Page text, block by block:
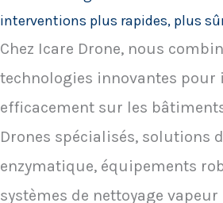
interventions plus rapides, plus
Chez Icare Drone, nous
technologies innovantes pour
efficacement sur les
Drones spécialisés, solutions
enzymatique, équipements
systèmes de nettoyage